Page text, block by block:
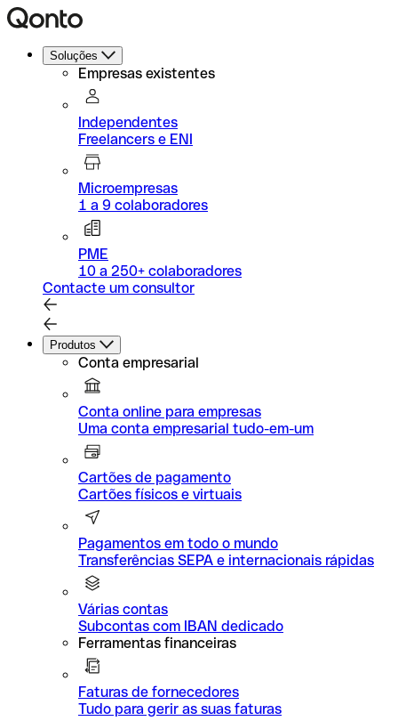
Soluções
Empresas existentes
Independentes
Freelancers e ENI
Microempresas
1 a 9 colaboradores
PME
10 a 250+ colaboradores
Contacte um consultor
Produtos
Conta empresarial
Conta online para empresas
Uma conta empresarial tudo-em-um
Cartões de pagamento
Cartões físicos e virtuais
Pagamentos em todo o mundo
Transferências SEPA e internacionais rápidas
Várias contas
Subcontas com IBAN dedicado
Ferramentas financeiras
Faturas de fornecedores
Tudo para gerir as suas faturas